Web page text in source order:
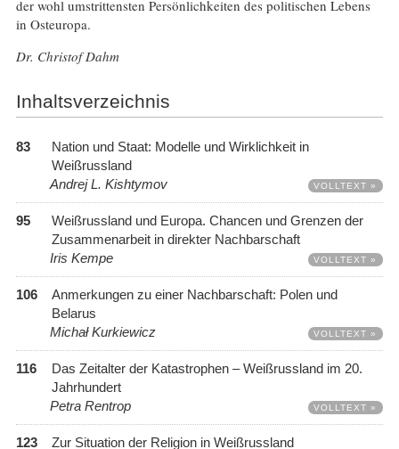
der wohl umstrittensten Persönlichkeiten des politischen Lebens
in Osteuropa.
Dr. Christof Dahm
Inhaltsverzeichnis
83
Nation und Staat: Modelle und Wirklichkeit in
Weißrussland
Andrej L. Kishtymov
VOLLTEXT »
95
Weißrussland und Europa. Chancen und Grenzen der
Zusammenarbeit in direkter Nachbarschaft
Iris Kempe
VOLLTEXT »
106
Anmerkungen zu einer Nachbarschaft: Polen und
Belarus
Michał Kurkiewicz
VOLLTEXT »
116
Das Zeitalter der Katastrophen – Weißrussland im 20.
Jahrhundert
Petra Rentrop
VOLLTEXT »
123
Zur Situation der Religion in Weißrussland